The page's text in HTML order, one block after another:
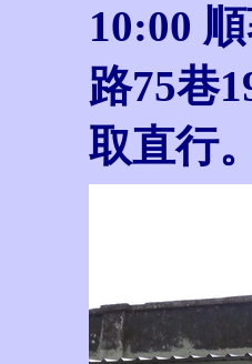
10:00
路75巷
取直行。